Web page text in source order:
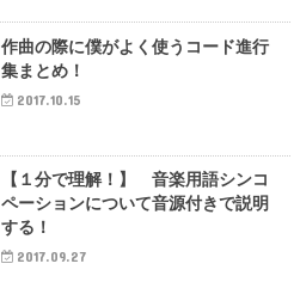
作曲の際に僕がよく使うコード進行
集まとめ！
2017.10.15
【１分で理解！】 音楽用語シンコ
ペーションについて音源付きで説明
する！
2017.09.27